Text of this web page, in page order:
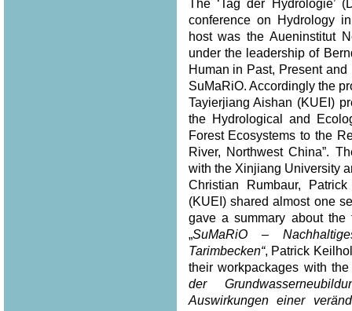
The ‘Tag der Hydrologie’
conference on Hydrology
host was the Aueninstitut
under the leadership of
Human in Past, Present
SuMaRiO. Accordingly the
Tayierjiang Aishan (KUEI)
the Hydrological and
Forest Ecosystems to the
River, Northwest China”.
with the Xinjiang University
Christian Rumbaur,
(KUEI) shared almost one
gave a summary about
„SuMaRiO –
Tarimbecken“, Patrick
their workpackages with the
der
Auswirkungen einer